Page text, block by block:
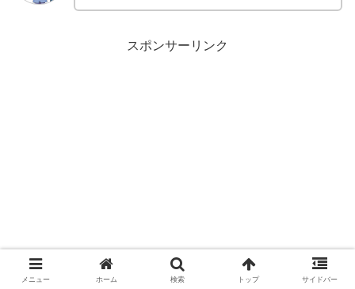
スポンサーリンク
メニュー ホーム 検索 トップ サイドバー